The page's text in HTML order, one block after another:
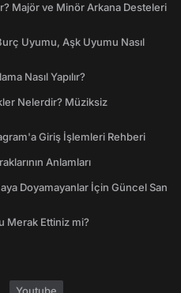
Majör ve Minör Arkana Desteleri
Uyumu, Aşk Uyumu Nasıl
Nasıl Yapılır?
Nelerdir? Müziksiz
Giriş İşlemleri Rehberi
Anlamları
Doyamayanlar İçin Güncel San
Merak Ettiniz mi?